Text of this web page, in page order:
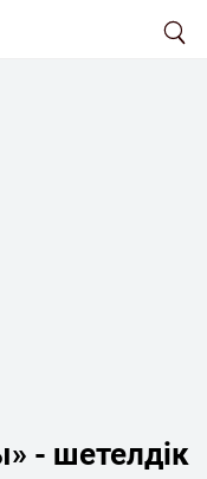
- шетелдік